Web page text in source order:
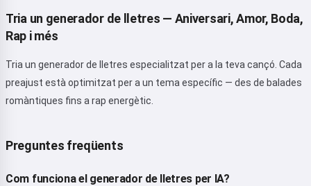
Tria un generador de lletres — Aniversari, Amor, Boda,
Rap i més
Tria un generador de lletres especialitzat per a la teva cançó. Cada
preajust està optimitzat per a un tema específic — des de balades
romàntiques fins a rap energètic.
Preguntes freqüents
Com funciona el generador de lletres per IA?